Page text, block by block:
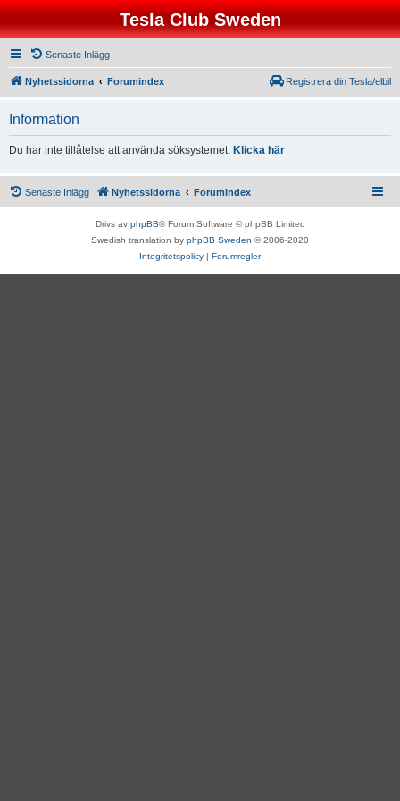
Tesla Club Sweden
Senaste Inlägg
Nyhetssidorna Forumindex Registrera din Tesla/elbil
Information
Du har inte tillåtelse att använda söksystemet. Klicka här
Senaste Inlägg Nyhetssidorna Forumindex
Drivs av phpBB® Forum Software © phpBB Limited
Swedish translation by phpBB Sweden © 2006-2020
Integritetspolicy | Forumregler